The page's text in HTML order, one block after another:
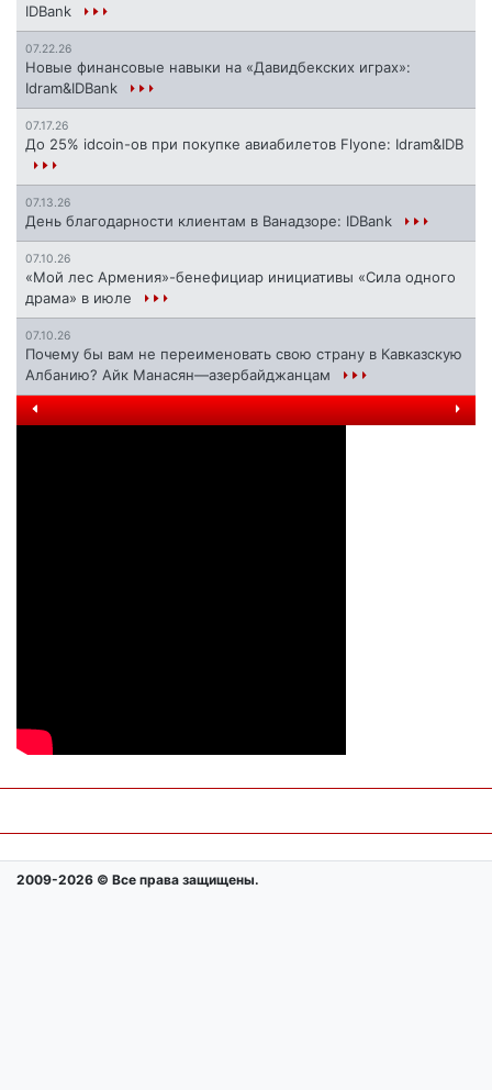
IDBank
07.22.26
Новые финансовые навыки на «Давидбекских играх»:
Idram&IDBank
07.17.26
До 25% idcoin-ов при покупке авиабилетов Flyone: Idram&IDB
07.13.26
День благодарности клиентам в Ванадзоре: IDBank
07.10.26
«Мой лес Армения»-бенефициар инициативы «Сила одного
драма» в июле
07.10.26
Почему бы вам не переименовать свою страну в Кавказскую
Албанию? Айк Манасян—азербайджанцам
2009-2026 © Все права защищены.